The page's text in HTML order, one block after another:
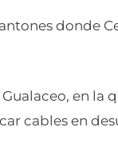
donde
en la
cables en